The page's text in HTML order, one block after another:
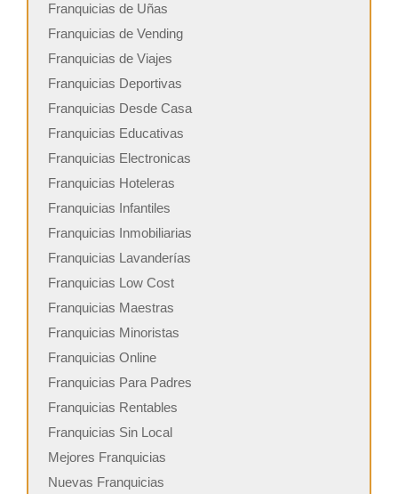
Franquicias de Uñas
Franquicias de Vending
Franquicias de Viajes
Franquicias Deportivas
Franquicias Desde Casa
Franquicias Educativas
Franquicias Electronicas
Franquicias Hoteleras
Franquicias Infantiles
Franquicias Inmobiliarias
Franquicias Lavanderías
Franquicias Low Cost
Franquicias Maestras
Franquicias Minoristas
Franquicias Online
Franquicias Para Padres
Franquicias Rentables
Franquicias Sin Local
Mejores Franquicias
Nuevas Franquicias